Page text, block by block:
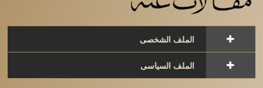
الملف الشخصى
الملف السياسى